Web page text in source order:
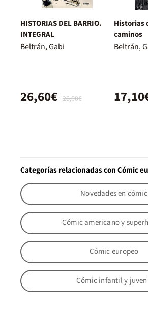
HISTORIAS DEL BARRIO.
INTEGRAL
Beltrán, Gabi
28,00€
26,60€
Historias
caminos
Beltrán,
Categorías relacionadas con Cómic
Novedades en cómic
Cómic americano y
Cómic europeo
Cómic infantil y